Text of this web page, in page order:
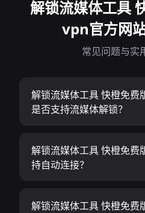
解锁流媒体工具
vpn官方网
常见问题与实
解锁流媒体工具 快橙免费
是否支持流媒体解锁？
解锁流媒体工具 快橙免费
持自动连接？
解锁流媒体工具 快橙免费